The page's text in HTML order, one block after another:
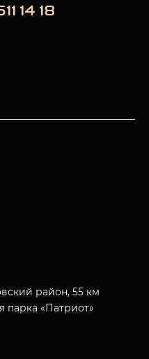
14 18
район, 55 км
парка «Патриот»